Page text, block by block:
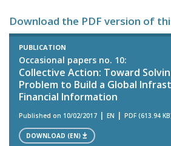
Download the PDF version of
PUBLICATION
Occasional papers no. 10:
Collective Action: Toward
Problem to Build a Global
Financial Information
Published on 10/02/2017 EN PDF (613.94
DOWNLOAD (EN)